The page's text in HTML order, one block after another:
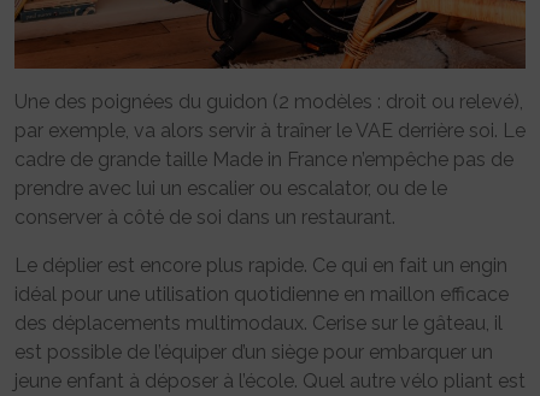
Une des poignées du guidon (2 modèles : droit ou relevé),
par exemple, va alors servir à traîner le VAE derrière soi. Le
cadre de grande taille Made in France n’empêche pas de
prendre avec lui un escalier ou escalator, ou de le
conserver à côté de soi dans un restaurant.
Le déplier est encore plus rapide. Ce qui en fait un engin
idéal pour une utilisation quotidienne en maillon efficace
des déplacements multimodaux. Cerise sur le gâteau, il
est possible de l’équiper d’un siège pour embarquer un
jeune enfant à déposer à l’école. Quel autre vélo pliant est